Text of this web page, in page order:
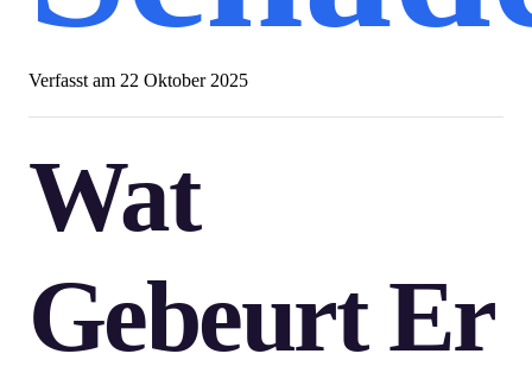
Verfasst am 22 Oktober 2025
Wat
Gebeurt Er